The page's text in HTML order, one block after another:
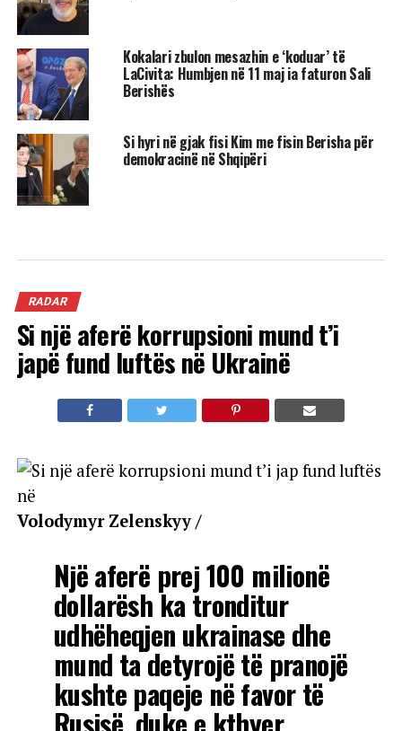
Kokalari zbulon mesazhin e ‘koduar’ të
LaCivita: Humbjen në 11 maj ia faturon Sali
Berishës
Si hyri në gjak fisi Kim me fisin Berisha për
demokracinë në Shqipëri
RADAR
Si një aferë korrupsioni mund t’i
japë fund luftës në Ukrainë
Volodymyr Zelenskyy /
Një aferë prej 100 milionë
dollarësh ka tronditur
udhëheqjen ukrainase dhe
mund ta detyrojë të pranojë
kushte paqeje në favor të